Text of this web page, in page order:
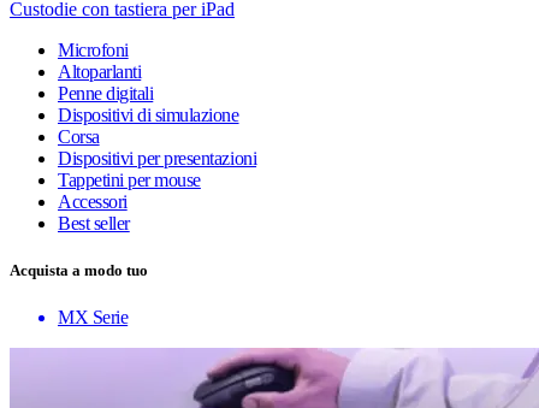
Custodie con tastiera per iPad
Microfoni
Altoparlanti
Penne digitali
Dispositivi di simulazione
Corsa
Dispositivi per presentazioni
Tappetini per mouse
Accessori
Best seller
Acquista a modo tuo
MX Serie